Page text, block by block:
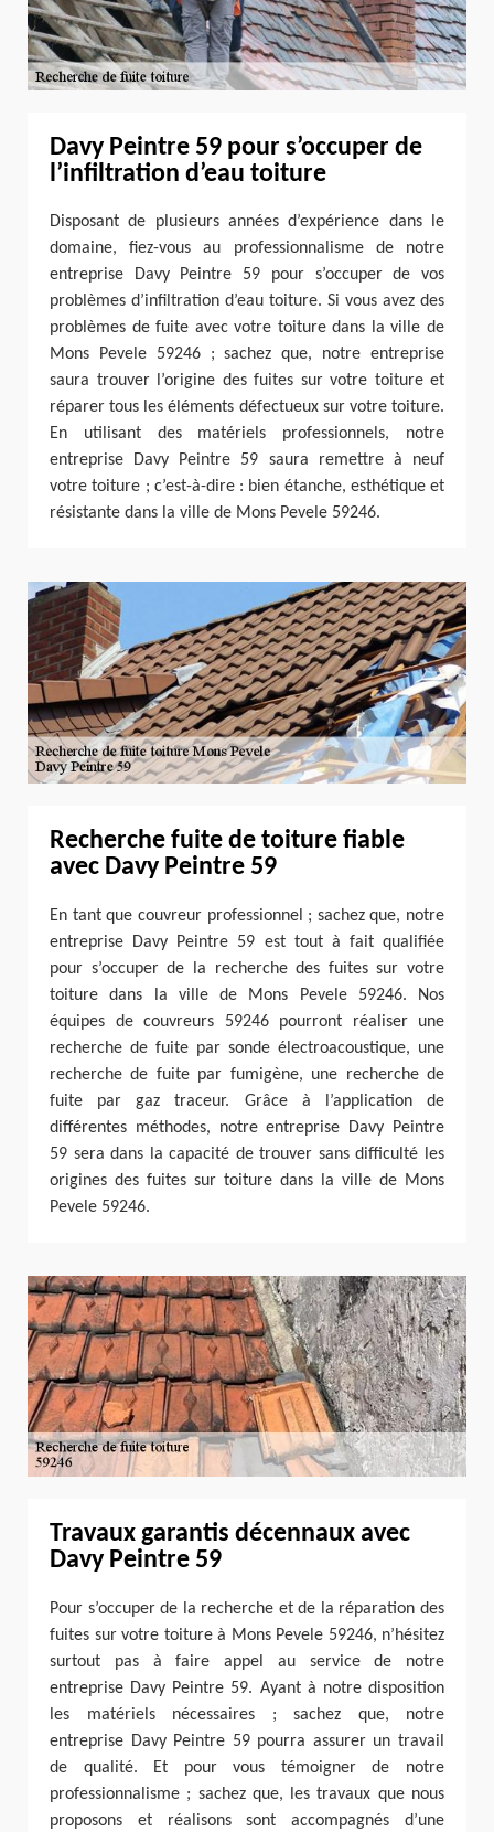
Davy Peintre 59 pour s’occuper de
l’infiltration d’eau toiture
Disposant de plusieurs années d’expérience dans le
domaine, fiez-vous au professionnalisme de notre
entreprise Davy Peintre 59 pour s’occuper de vos
problèmes d’infiltration d’eau toiture. Si vous avez des
problèmes de fuite avec votre toiture dans la ville de
Mons Pevele 59246 ; sachez que, notre entreprise
saura trouver l’origine des fuites sur votre toiture et
réparer tous les éléments défectueux sur votre toiture.
En utilisant des matériels professionnels, notre
entreprise Davy Peintre 59 saura remettre à neuf
votre toiture ; c’est-à-dire : bien étanche, esthétique et
résistante dans la ville de Mons Pevele 59246.
Recherche fuite de toiture fiable
avec Davy Peintre 59
En tant que couvreur professionnel ; sachez que, notre
entreprise Davy Peintre 59 est tout à fait qualifiée
pour s’occuper de la recherche des fuites sur votre
toiture dans la ville de Mons Pevele 59246. Nos
équipes de couvreurs 59246 pourront réaliser une
recherche de fuite par sonde électroacoustique, une
recherche de fuite par fumigène, une recherche de
fuite par gaz traceur. Grâce à l’application de
différentes méthodes, notre entreprise Davy Peintre
59 sera dans la capacité de trouver sans difficulté les
origines des fuites sur toiture dans la ville de Mons
Pevele 59246.
Travaux garantis décennaux avec
Davy Peintre 59
Pour s’occuper de la recherche et de la réparation des
fuites sur votre toiture à Mons Pevele 59246, n’hésitez
surtout pas à faire appel au service de notre
entreprise Davy Peintre 59. Ayant à notre disposition
les matériels nécessaires ; sachez que, notre
entreprise Davy Peintre 59 pourra assurer un travail
de qualité. Et pour vous témoigner de notre
professionnalisme ; sachez que, les travaux que nous
proposons et réalisons sont accompagnés d’une